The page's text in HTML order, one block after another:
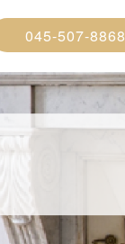
045-507-8868